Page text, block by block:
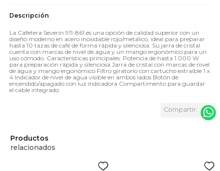
La Cafetera Severin 911-861 es una opción de calidad superior con un
diseño moderno en acero inoxidable rojo/metálico, ideal para preparar
hasta 10 tazas de café de forma rápida y silenciosa. Su jarra de cristal
cuenta con marcas de nivel de agua y un mango ergonómico para un
uso cómodo. Características principales: Potencia de hasta 1.000 W
para preparación rápida y silenciosa Jarra de cristal con marcas de nivel
de agua y mango ergonómico Filtro giratorio con cartucho extraíble 1 x
4 Indicador de nivel de agua visible en ambos lados Botón de
encendido/apagado con luz indicadora Compartimento para guardar
el cable integrado
Productos
relacionados